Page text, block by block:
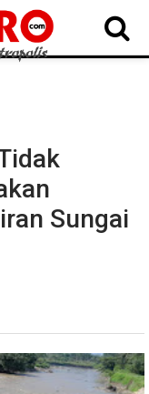
BATUBARA DELISERDANG
Sungai